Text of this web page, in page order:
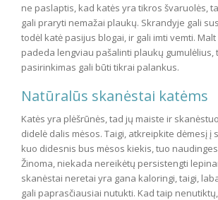
ne paslaptis, kad katės yra tikros švaruolės,
gali praryti nemažai plaukų. Skrandyje gali
todėl katė pasijus blogai, ir gali imti vemti.
padeda lengviau pašalinti plaukų gumulėlius,
pasirinkimas gali būti tikrai palankus.
Natūralūs skanėstai katėms
Katės yra plėšrūnės, tad jų maiste ir
didelė dalis mėsos. Taigi, atkreipkite dėmesį į
kuo didesnis bus mėsos kiekis, tuo
Žinoma, niekada nereikėtų persistengti
skanėstai neretai yra gana kaloringi, taigi,
gali paprasčiausiai nutukti. Kad taip